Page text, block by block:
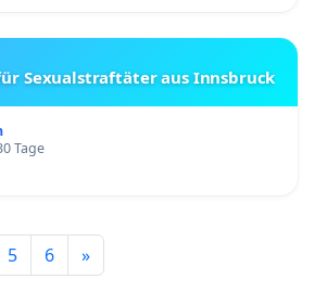
Sexualstraftäter aus Innsbruck
Tage
5 6 »